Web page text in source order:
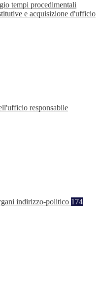
tempi procedimentali
e acquisizione d'ufficio
responsabile
indirizzo-politico 174